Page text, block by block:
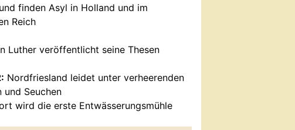
finden Asyl in Holland und im
Reich
Luther veröffentlicht seine Thesen
Nordfriesland leidet unter verheerenden
und Seuchen
wird die erste Entwässerungsmühle